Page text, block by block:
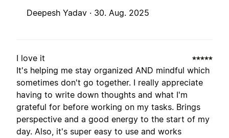
Deepesh Yadav · 30. Aug. 2025
I love it
It's helping me stay organized AND mindful which
sometimes don't go together. I really appreciate
having to write down thoughts and what I'm
grateful for before working on my tasks. Brings
perspective and a good energy to the start of my
day. Also, it's super easy to use and works